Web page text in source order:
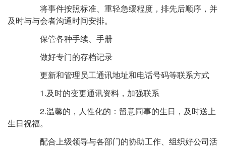
将事件按照标准、重轻急缓程度，排先后顺序，并
及时与与会者沟通时间安排。
保管各种手续、手册
做好专门的存档记录
更新和管理员工通讯地址和电话号码等联系方式
1.及时的变更通讯资料，加强联系
2.温馨的，人性化的：留意同事的生日，及时送上
生日祝福。
配合上级领导与各部门的协助工作、组织好公司活